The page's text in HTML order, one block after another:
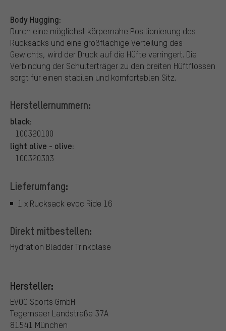
Body Hugging:
Durch eine möglichst körpernahe Positionierung des
Rucksacks und eine großflächige Verteilung des
Gewichts, wird der Druck auf die Hüfte verringert. Die
Verbindung der Schulterträger zu den breiten Hüftflossen
sorgt für einen stabilen und komfortablen Sitz.
Herstellernummern:
black:
100320100
light olive - olive:
100320303
Lieferumfang:
1 x Rucksack evoc Ride 16
Direkt mitbestellen:
Hydration Bladder Trinkblase
Hersteller:
EVOC Sports GmbH
Tegernseer Landstraße 37A
81541 München